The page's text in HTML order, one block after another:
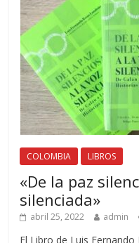
COLOMBIA LIBROS
«De la paz
silenciada»
abril 25, 2022 admin
El Libro de Luis